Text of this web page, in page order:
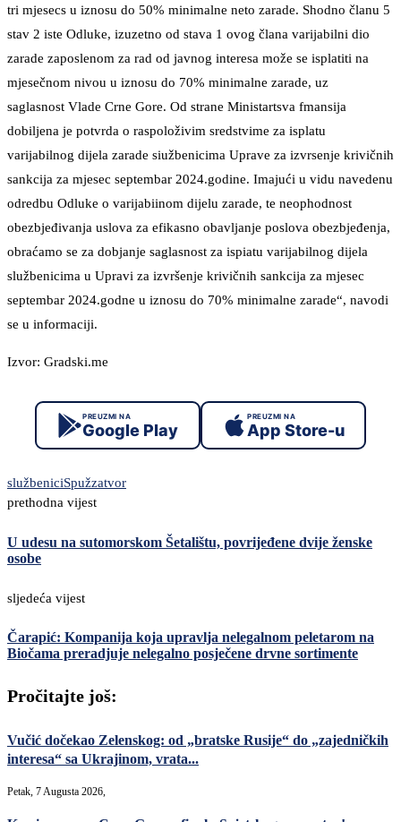
tri mjesecs u iznosu do 50% minimalne neto zarade. Shodno članu 5
stav 2 iste Odluke, izuzetno od stava 1 ovog člana varijabilni dio
zarade zaposlenom za rad od javnog interesa može se isplatiti na
mjesečnom nivou u iznosu do 70% minimalne zarade, uz
saglasnost Vlade Crne Gore. Od strane Ministartsva fmansija
dobiljena je potvrda o raspoloživim sredstvime za isplatu
varijabilnog dijela zarade siužbenicima Uprave za izvrsenje krivičnih
sankcija za mjesec septembar 2024.godine. Imajući u vidu navedenu
odredbu Odluke o varijabiinom dijelu zarade, te neophodnost
obezbjeđivanja uslova za efikasno obavljanje poslova obezbjeđenja,
obraćamo se za dobjanje saglasnost za ispiatu varijabilnog dijela
službenicima u Upravi za izvršenje krivičnih sankcija za mjesec
septembar 2024.godne u iznosu do 70% minimalne zarade“, navodi
se u informaciji.
Izvor: Gradski.me
PREUZMI NA
Google Play
PREUZMI NA
App Store-u
službeniciSpužzatvor
prethodna vijest
U udesu na sutomorskom Šetalištu, povrijeđene dvije ženske
osobe
sljedeća vijest
Čarapić: Kompanija koja upravlja nelegalnom peletarom na
Biočama preradjuje nelegalno posječene drvne sortimente
Pročitajte još:
Vučić dočekao Zelenskog: od „bratske Rusije“ do „zajedničkih
interesa“ sa Ukrajinom, vrata...
Petak, 7 Augusta 2026,